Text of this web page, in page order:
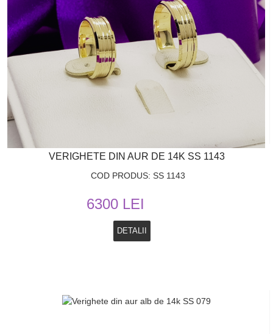
VERIGHETE DIN AUR DE 14K SS 1143
COD PRODUS: SS 1143
6300 LEI
DETALII